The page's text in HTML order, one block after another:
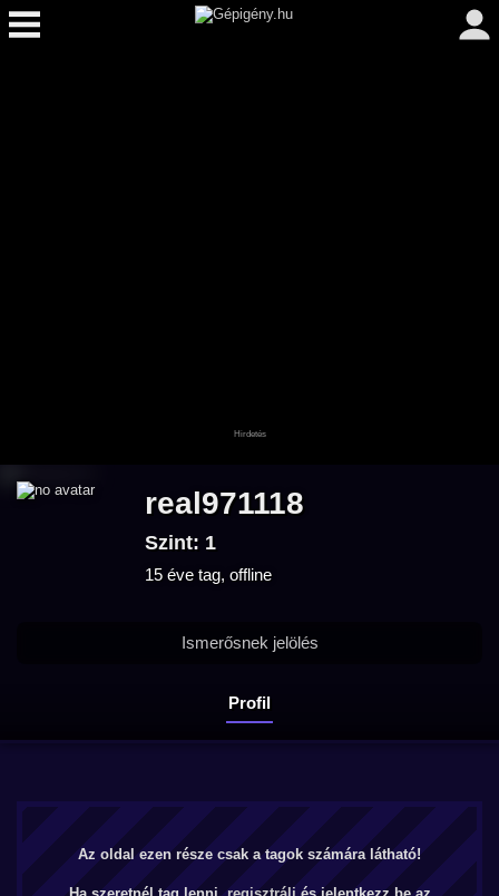
real971118
Szint: 1
15 éve tag, offline
Profil
Ismerősnek jelölés
Az oldal ezen része csak a tagok számára látható!